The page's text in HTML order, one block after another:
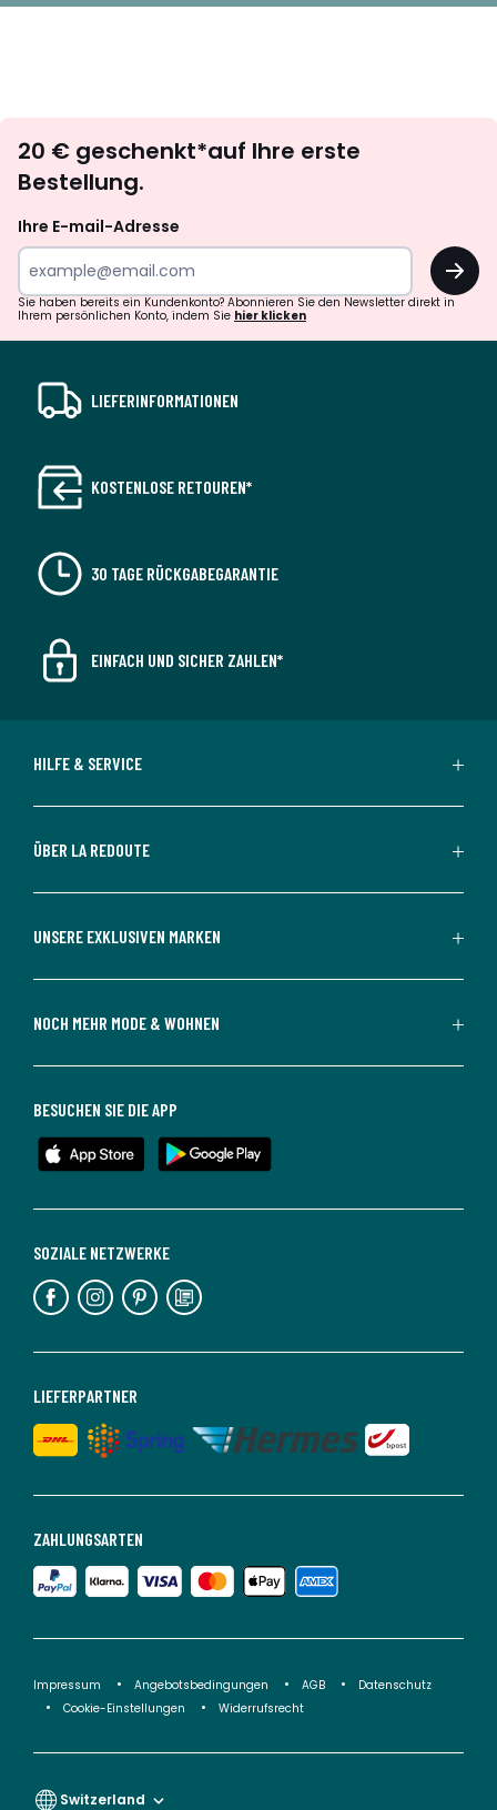
abonnieren
20 € geschenkt*auf Ihre erste
Bestellung.
Ihre E-mail-Adresse
OK
Sie haben bereits ein Kundenkonto? Abonnieren Sie den Newsletter direkt in
Ihrem persönlichen Konto, indem Sie hier klicken
LIEFERINFORMATIONEN
KOSTENLOSE RETOUREN*
30 TAGE RÜCKGABEGARANTIE
EINFACH UND SICHER ZAHLEN*
HILFE & SERVICE
ÜBER LA REDOUTE
UNSERE EXKLUSIVEN MARKEN
NOCH MEHR MODE & WOHNEN
ZAHLUNGSARTEN
LIEFERPARTNER
SOZIALE NETZWERKE
BESUCHEN SIE DIE APP
Impressum Angebotsbedingungen AGB
Datenschutz
Cookie-Einstellungen
Widerrufsrecht
Switzerland